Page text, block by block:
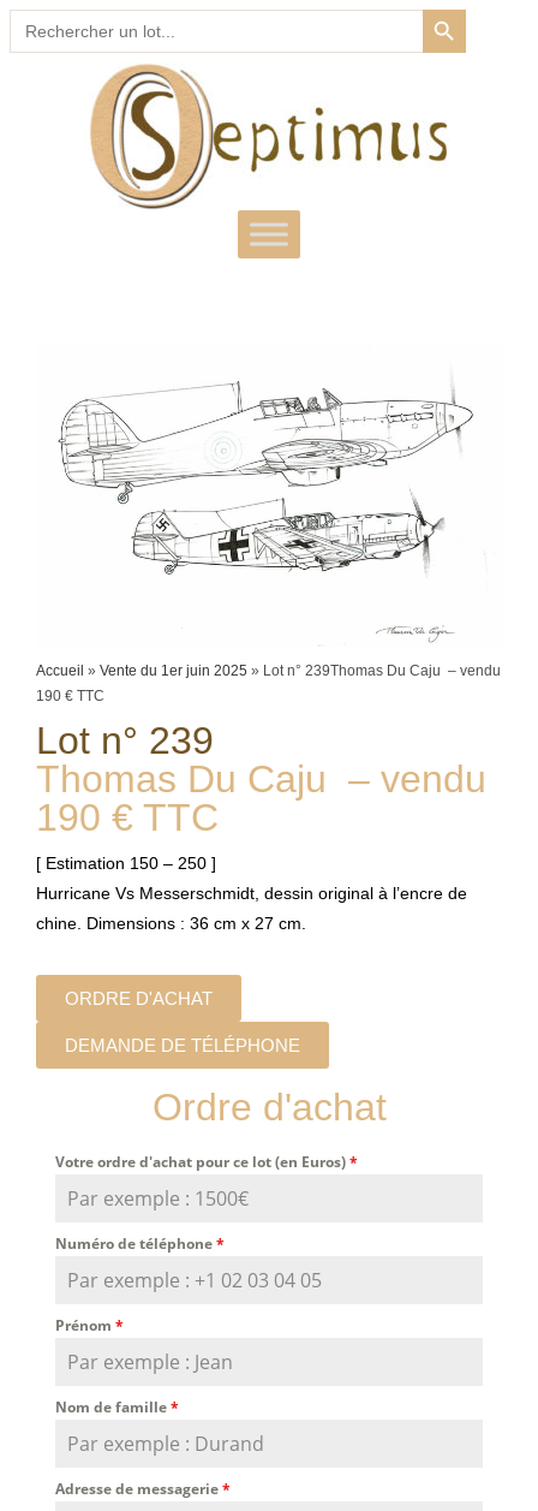
Search
for:
SEARCH BUTTON
Accueil » Vente du 1er juin 2025 » Lot n° 239Thomas Du Caju – vendu
190 € TTC
Lot n° 239
Thomas Du Caju – vendu
190 € TTC
[ Estimation 150 – 250 ]
Hurricane Vs Messerschmidt, dessin original à l’encre de
chine. Dimensions : 36 cm x 27 cm.
ORDRE D'ACHAT
DEMANDE DE TÉLÉPHONE
Ordre d'achat
Votre ordre d'achat pour ce lot (en Euros)*
Numéro de téléphone*
Prénom *
Nom de famille*
Adresse de messagerie*